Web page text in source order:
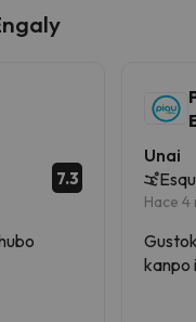
7.3
Unai
Hace 4
kanpo